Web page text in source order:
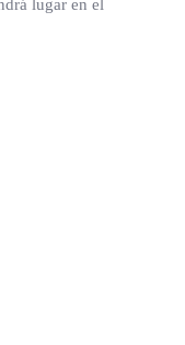
lugar en el